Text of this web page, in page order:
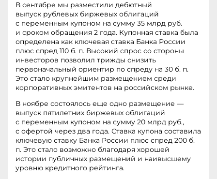
В сентябре мы разместили дебютный
выпуск рублевых биржевых облигаций
с переменным купоном на сумму 35 млрд руб.
и сроком обращения 2 года. Купонная ставка была
определена как ключевая ставка Банка России
плюс спред 110 б. п. Высокий спрос со стороны
инвесторов позволил трижды снизить
первоначальный ориентир по спреду на 30 б. п.
Это стало крупнейшим размещением среди
корпоративных эмитентов на российском рынке.
В ноябре состоялось еще одно размещение —
выпуск пятилетних биржевых облигаций
с переменным купоном на сумму 20 млрд руб.,
с офертой через два года. Ставка купона составила
ключевую ставку Банка России плюс спред 200 б.
п. Это стало возможно благодаря хорошей
истории публичных размещений и наивысшему
уровню кредитного рейтинга.